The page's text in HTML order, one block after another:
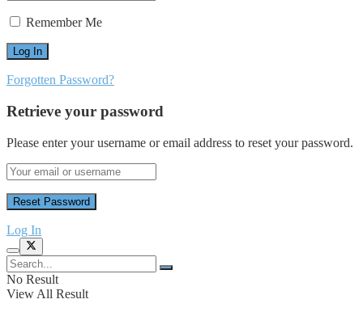
Remember Me
Forgotten Password?
Retrieve your password
Please enter your username or email address to reset your password.
Log In
No Result
View All Result